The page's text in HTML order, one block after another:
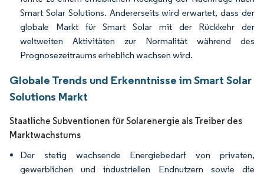
Smart Solar Solutions. Andererseits wird erwartet, dass der
globale Markt für Smart Solar mit der Rückkehr der
weltweiten Aktivitäten zur Normalität während des
Prognosezeitraums erheblich wachsen wird.
Globale Trends und Erkenntnisse im Smart Solar
Solutions Markt
Staatliche Subventionen für Solarenergie als Treiber des
Marktwachstums
Der stetig wachsende Energiebedarf von privaten,
gewerblichen und industriellen Endnutzern sowie die